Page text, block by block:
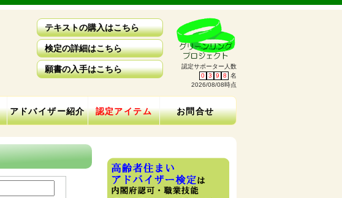
認定サポーター人数
0 3 9 8
名
2026/08/08時点
テキストの購入はこちら
検定の詳細はこちら
願書の入手はこちら
アドバイザー紹介 認定アイテム お問合せ